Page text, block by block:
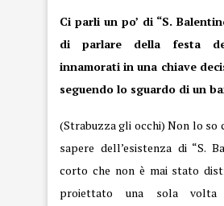
Ci parli un po’ di “S.
di parlare della festa
innamorati in una chiave
seguendo lo sguardo di un
(Strabuzza gli occhi) Non lo so
sapere dell’esistenza di “S.
corto che non è mai stato
proiettato una sola volta